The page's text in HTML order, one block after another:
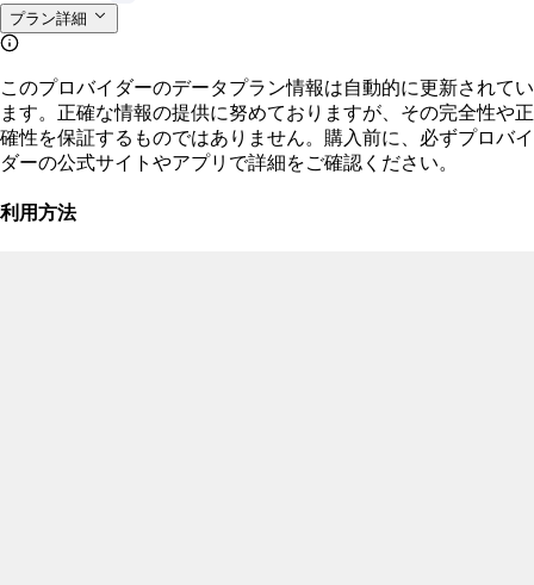
プラン詳細
このプロバイダーのデータプラン情報は自動的に更新されてい
ます。正確な情報の提供に努めておりますが、その完全性や正
確性を保証するものではありません。購入前に、必ずプロバイ
ダーの公式サイトやアプリで詳細をご確認ください。
利用方法